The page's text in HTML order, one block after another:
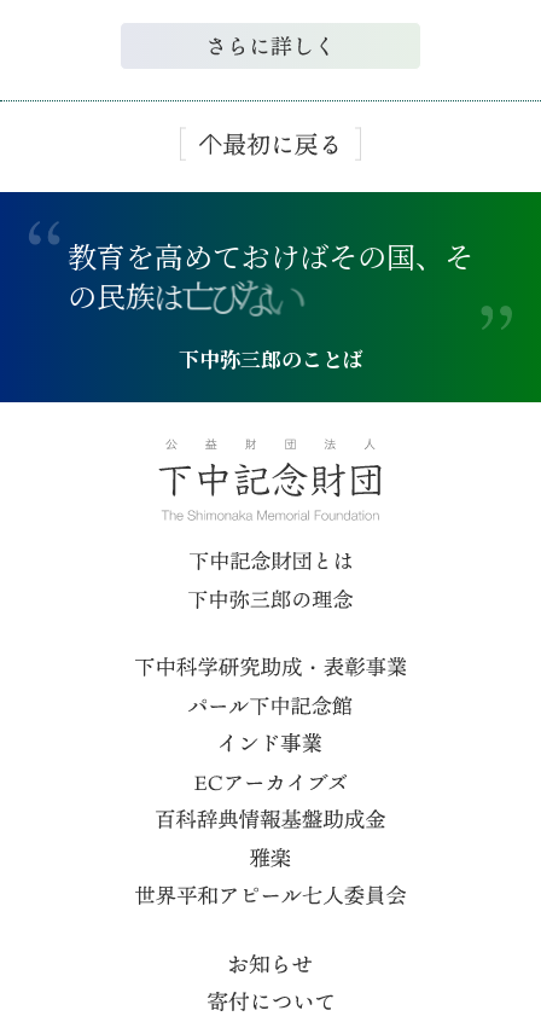
教育を高めておけばその国、 そ
の民族は亡びない
下中弥三郎のことば